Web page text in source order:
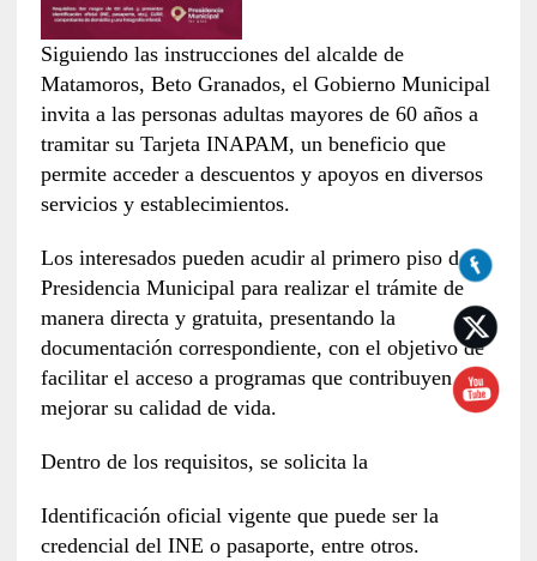
Siguiendo las instrucciones del alcalde de
Matamoros, Beto Granados, el Gobierno Municipal
invita a las personas adultas mayores de 60 años a
tramitar su Tarjeta INAPAM, un beneficio que
permite acceder a descuentos y apoyos en diversos
servicios y establecimientos.
Los interesados pueden acudir al primero piso de la
Presidencia Municipal para realizar el trámite de
manera directa y gratuita, presentando la
documentación correspondiente, con el objetivo de
facilitar el acceso a programas que contribuyen a
mejorar su calidad de vida.
Dentro de los requisitos, se solicita la
Identificación oficial vigente que puede ser la
credencial del INE o pasaporte, entre otros.